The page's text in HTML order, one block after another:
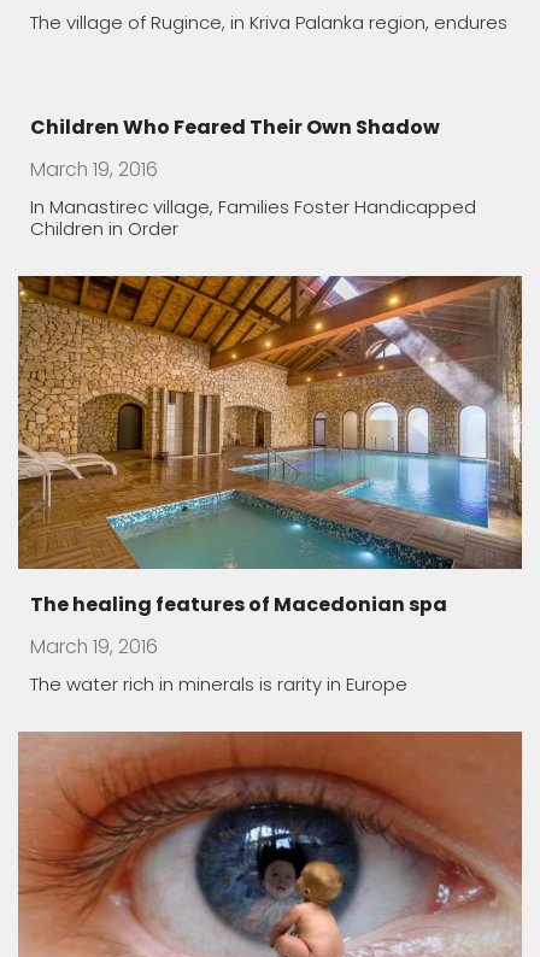
The healing features of Macedonian spa
March 19, 2016
The water rich in minerals is rarity in Europe
Macedonian lodgings – oasis of peace
March 19, 2016
Almost all Macedonian monasteries have been built
in the